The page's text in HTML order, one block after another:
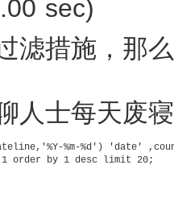
sec)
滤措施，那
人士每天废
%m-%d')
order by 1 desc limit 20;